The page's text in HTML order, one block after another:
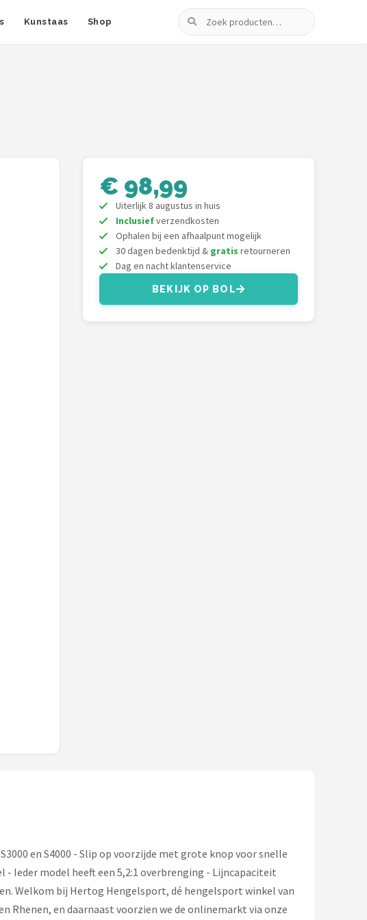
Kunstaas Shop
Zoeken
€ 98,99
Uiterlijk 8 augustus in huis
Inclusiefverzendkosten
Ophalen bij een afhaalpunt mogelijk
30 dagen bedenktijd & gratis retourneren
Dag en nacht klantenservice
BEKIJK OP BOL
en S4000 - Slip op voorzijde met grote knop voor snelle
Ieder model heeft een 5,2:1 overbrenging - Lijncapaciteit
Welkom bij Hertog Hengelsport, dé hengelsport winkel van
Rhenen, en daarnaast voorzien we de onlinemarkt via onze